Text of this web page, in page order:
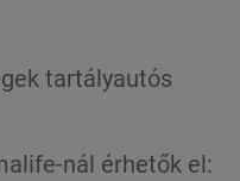
tartályautós
nál érhetők el: